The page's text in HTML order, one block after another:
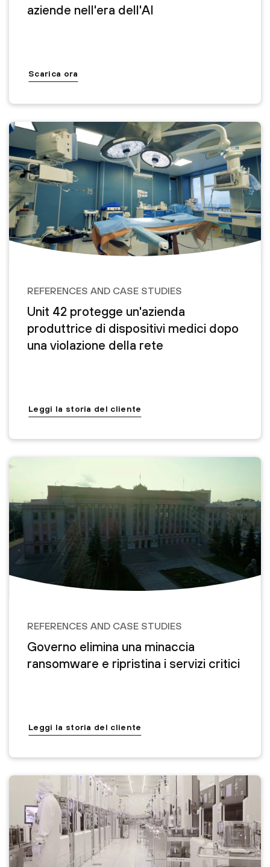
aziende nell'era dell'AI
Scarica ora
REFERENCES AND CASE STUDIES
Unit 42 protegge un'azienda
produttrice di dispositivi medici dopo
una violazione della rete
Leggi la storia del cliente
REFERENCES AND CASE STUDIES
Governo elimina una minaccia
ransomware e ripristina i servizi critici
Leggi la storia del cliente